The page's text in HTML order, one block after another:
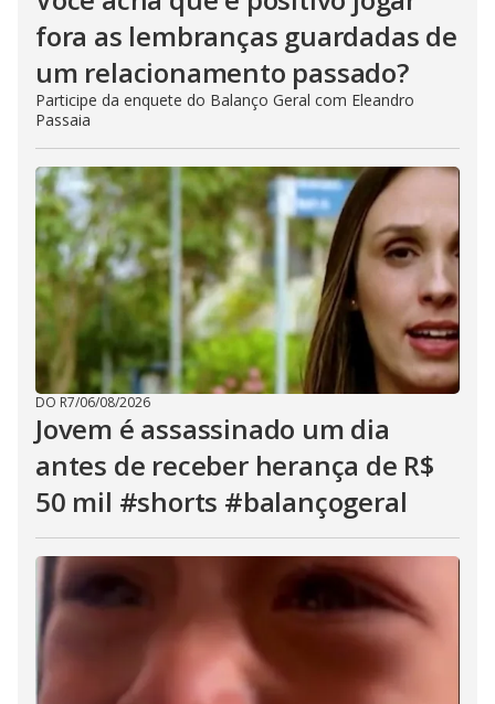
fora as lembranças guardadas de
um relacionamento passado?
Participe da enquete do Balanço Geral com Eleandro
Passaia
DO R7/06/08/2026
Jovem é assassinado um dia
antes de receber herança de R$
50 mil #shorts #balançogeral